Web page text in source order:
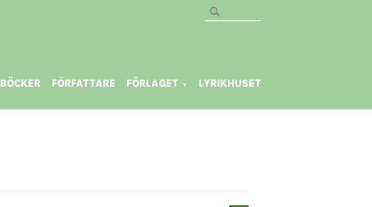
BÖCKER FÖRFATTARE FÖRLAGET ▼ LYRIKHUSET